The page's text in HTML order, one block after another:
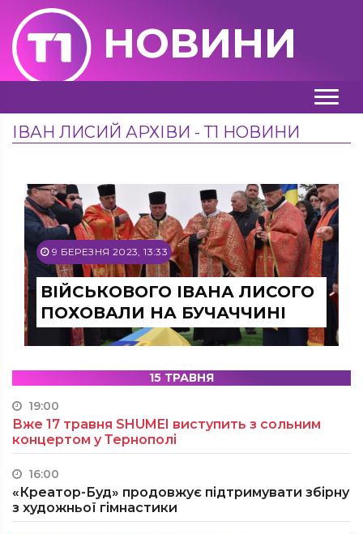
НОВИНИ
ІВАН ЛИСИЙ АРХІВИ - Т1 НОВИНИ
9 БЕРЕЗНЯ 2023, 13:33
ВІЙСЬКОВОГО ІВАНА ЛИСОГО
ПОХОВАЛИ НА БУЧАЧЧИНІ
15 ТРАВНЯ
19:00
Вже 17 травня SHUMEI виступить з сольним
концертом у Тернополі
16:00
«Креатор-Буд» продовжує підтримувати збірну
з художньої гімнастики